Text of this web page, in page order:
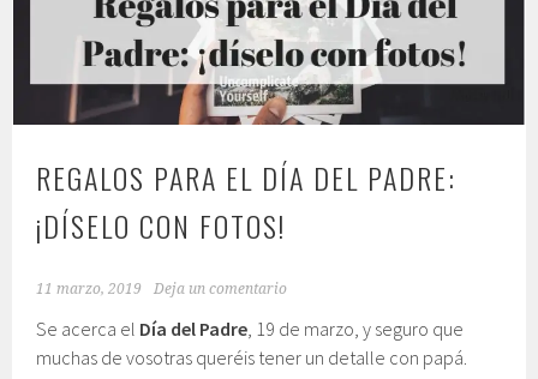
REGALOS PARA EL DÍA DEL PADRE:
¡DÍSELO CON FOTOS!
11 marzo, 2019 Deja un comentario
Se acerca el Día del Padre , 19 de marzo, y seguro que
muchas de vosotras queréis tener un detalle con papá.